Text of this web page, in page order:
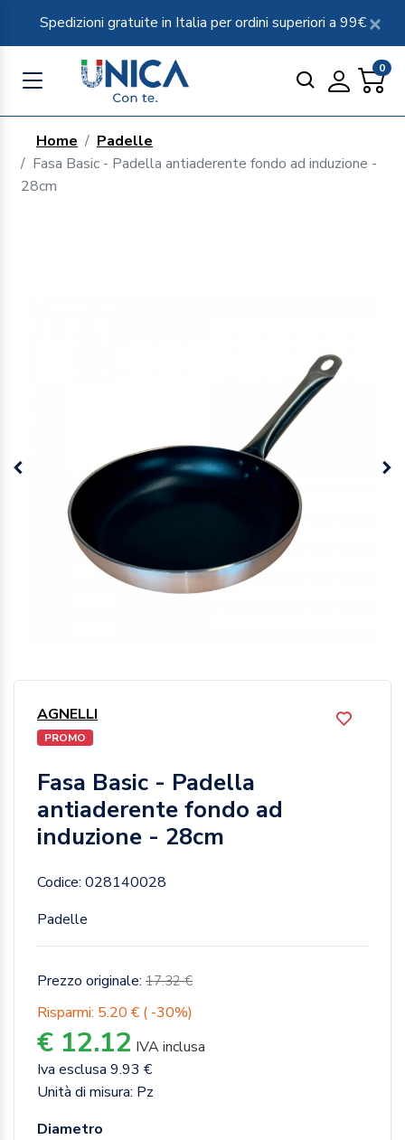
Spedizioni gratuite in Italia per ordini superiori a 99€
0
Home
Padelle
Fasa Basic - Padella antiaderente fondo ad induzione -
28cm
AGNELLI
PROMO
Fasa Basic - Padella
antiaderente fondo ad
induzione - 28cm
Codice: 028140028
Padelle
Prezzo originale: 17.32 €
Risparmi: 5.20 € ( -30%)
€ 12.12 IVA inclusa
Iva esclusa 9.93 €
Unità di misura: Pz
Diametro